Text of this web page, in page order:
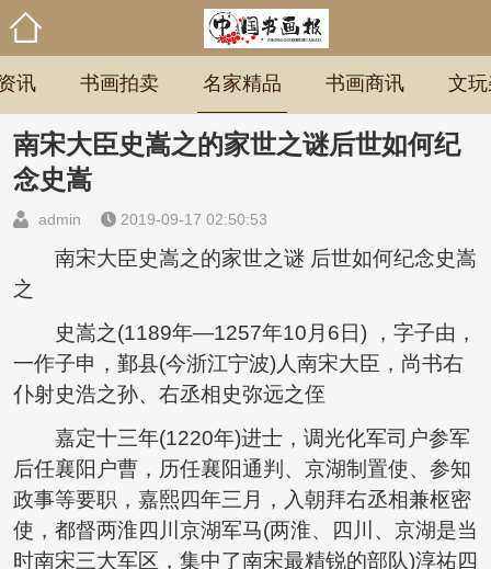
讯 书画拍卖 名家精品 书画商讯 文
南宋大臣史嵩之的家世之谜后世如何纪
念史嵩
admin 2019-09-17 02:50:53
南宋大臣史嵩之的家世之谜 后世如何纪念史嵩
之
史嵩之(1189年—1257年10月6日) ，字子由，
一作子申，鄞县(今浙江宁波)人南宋大臣，尚书右
仆射史浩之孙、右丞相史弥远之侄
嘉定十三年(1220年)进士，调光化军司户参军
后任襄阳户曹，历任襄阳通判、京湖制置使、参知
政事等要职，嘉熙四年三月，入朝拜右丞相兼枢密
使，都督两淮四川京湖军马(两淮、四川、京湖是当
时南宋三大军区，集中了南宋最精锐的部队)淳祐四